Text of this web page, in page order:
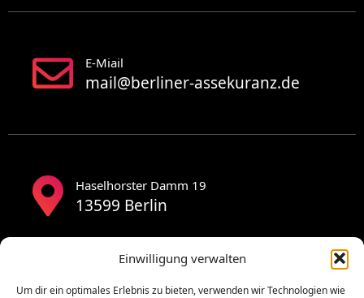
Einwilligung verwalten
Um dir ein optimales Erlebnis zu bieten, verwenden wir Technologien wie
E-Miail
mail@berliner-assekuranz.de
Haselhorster Damm 19
13599 Berlin